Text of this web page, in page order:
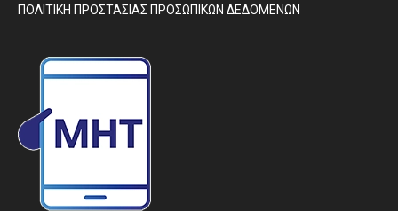
ΠΟΛΙΤΙΚΗ ΠΡΟΣΤΑΣΙΑΣ ΠΡΟΣΩΠΙΚΩΝ ΔΕΔΟΜΕΝΩΝ